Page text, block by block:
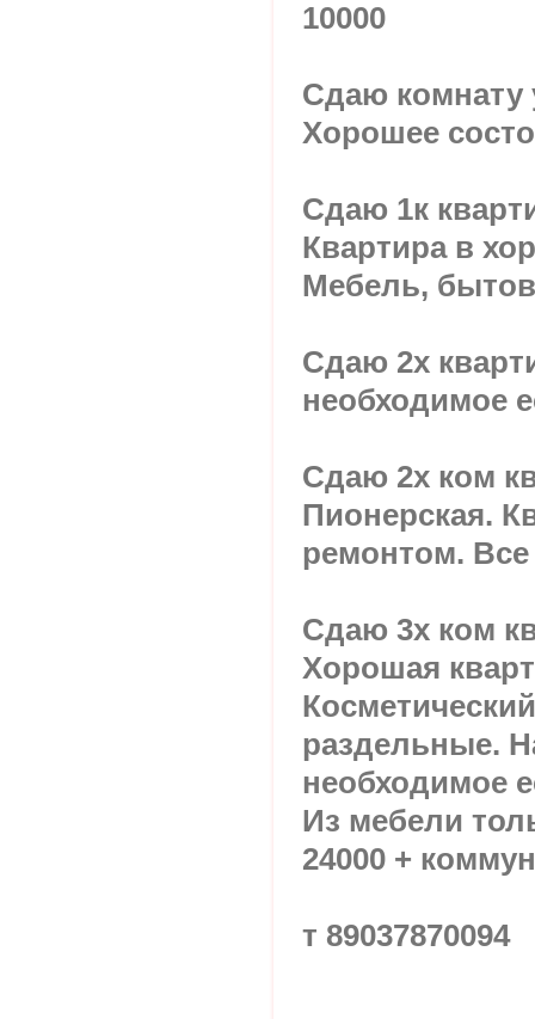
10000
Сдаю комнату
Хорошее
Сдаю 1к
Квартира в
Мебель,
Сдаю 2х
необходимое
Сдаю 2х ком
Пионерская.
ремонтом. Все
Сдаю 3х ком
Хорошая
раздельные.
необходимое
Из мебели
24000 +
т 89037870094